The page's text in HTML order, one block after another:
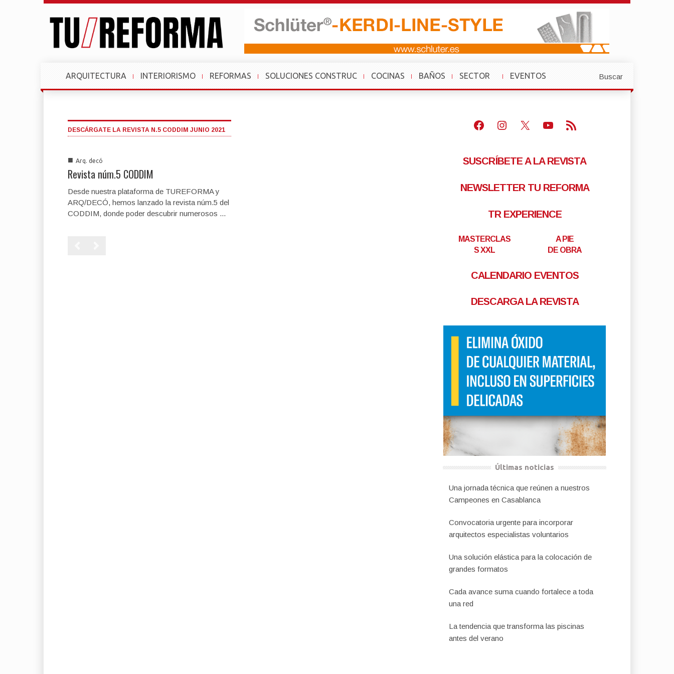
ARQUITECTURA INTERIORISMO REFORMAS SOLUCIONES CONSTRUC COCINAS BAÑOS
SECTOR
»
EVENTOS
»
Buscar
DESCÁRGATE LA REVISTA N.5 CODDIM JUNIO 2021
■ Arq. decó
Revista núm.5 CODDIM
Desde nuestra plataforma de TUREFORMA y
ARQ/DECÓ, hemos lanzado la revista núm.5 del
CODDIM, donde poder descubrir numerosos ...
Facebook
Instagram
X Youtube
Feed RSS
SUSCRÍBETE A LA REVISTA
NEWSLETTER TU REFORMA
TR EXPERIENCE
MASTERCLAS
S XXL
A PIE
DE OBRA
CALENDARIO EVENTOS
DESCARGA LA REVISTA
Últimas noticias
Una jornada técnica que reúnen a nuestros
Campeones en Casablanca
Convocatoria urgente para incorporar
arquitectos especialistas voluntarios
Una solución elástica para la colocación de
grandes formatos
Cada avance suma cuando fortalece a toda
una red
La tendencia que transforma las piscinas
antes del verano